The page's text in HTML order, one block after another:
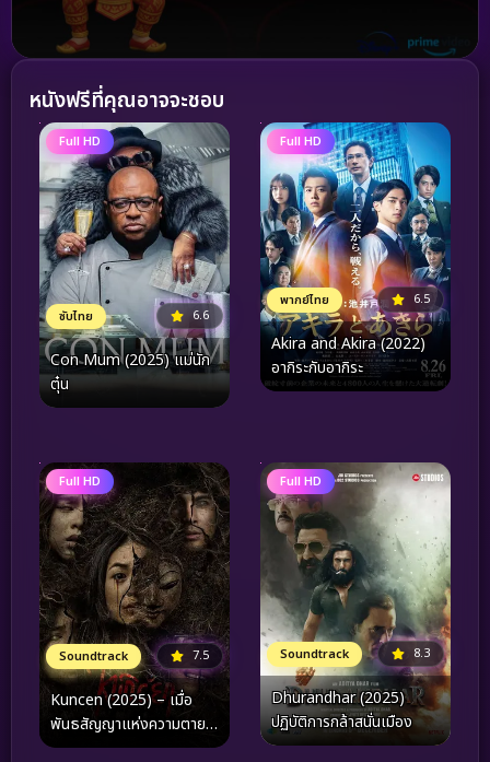
หนังฟรีที่คุณอาจจะชอบ
Full HD
ซับไทย 6.6
Con Mum (2025) แม่นัก
ตุ๋น
Full HD
พากย์ไทย 6.5
Akira and Akira (2022)
อากิระกับอากิระ
Full HD
Soundtrack 7.5
Kuncen (2025) – เมื่อ
พันธสัญญาแห่งความตาย
กลายเป็นจุดเริ่มต้นของฝัน
Full HD
Soundtrack 8.3
Dhurandhar (2025)
ปฏิบัติการกล้าสนั่นเมือง